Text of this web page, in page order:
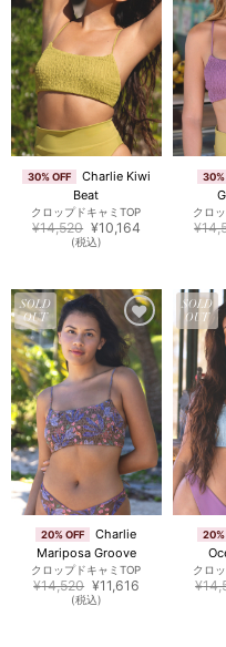
追加
30% OFF
Charlie Kiwi
Beat
クロップドキャミTOP
¥14,520 元
の
価
¥14,520
で
し
た。
¥10,164現
は
¥10,164
で
す。
(税込)
30%
クロ
¥
SOLD
OUT
お気
りに
追加
20% OFF
Charlie
Mariposa Groove
クロップドキャミTOP
¥14,520 元
の
価
¥11,616現
(税込)
SOLD
OUT
20%
クロ
¥